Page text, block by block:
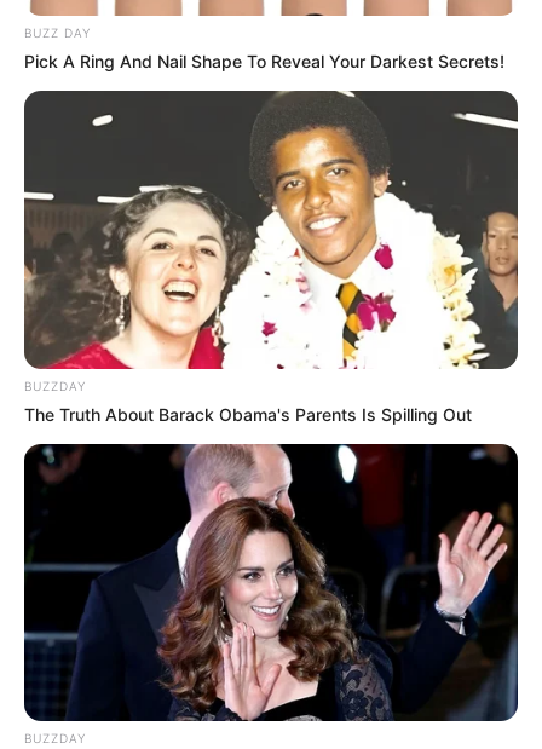
BUZZ DAY
Pick A Ring And Nail Shape To Reveal Your Darkest Secrets!
BUZZDAY
The Truth About Barack Obama's Parents Is Spilling Out
BUZZDAY